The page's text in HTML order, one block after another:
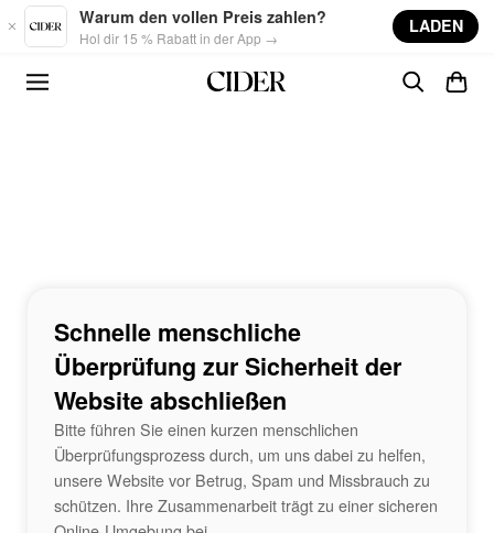
Skip to main content
Warum den vollen Preis zahlen?
Hol dir 15 % Rabatt in der App →
LADEN
Schnelle menschliche
Überprüfung zur Sicherheit der
Website abschließen
Bitte führen Sie einen kurzen menschlichen
Überprüfungsprozess durch, um uns dabei zu helfen,
unsere Website vor Betrug, Spam und Missbrauch zu
schützen. Ihre Zusammenarbeit trägt zu einer sicheren